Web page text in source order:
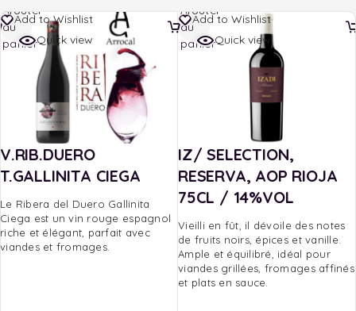
Add to Wishlist
Quick view
V.RIB.DUERO
T.GALLINITA CIEGA
Le Ribera del Duero Gallinita
Ciega est un vin rouge espagnol
riche et élégant, parfait avec
viandes et fromages.
Ajouter
au
panier
Add to Wishlist
Quick view
IZ/ SELECTION,
RESERVA, AOP RIOJA
75CL / 14%VOL
Vieilli en fût, il dévoile des notes
de fruits noirs, épices et vanille.
Ample et équilibré, idéal pour
viandes grillées, fromages affinés
et plats en sauce.
Ajouter
au
panier